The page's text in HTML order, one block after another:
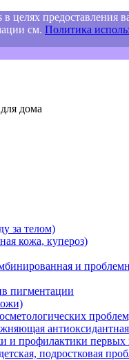
целях предоставления
см. Политика
дома
за телом)
кожа, купероз)
и
пигментации
антиоксидантная
и профилактики первых
подростковая